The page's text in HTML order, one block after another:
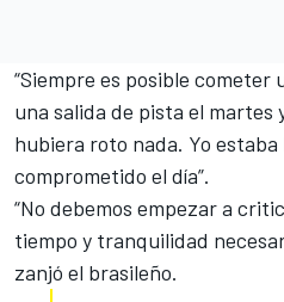
“Siempre es posible
una salida de pista el martes
hubiera roto nada. Yo
comprometido el día”.
“No debemos empezar a
tiempo y tranquilidad
zanjó el brasileño.